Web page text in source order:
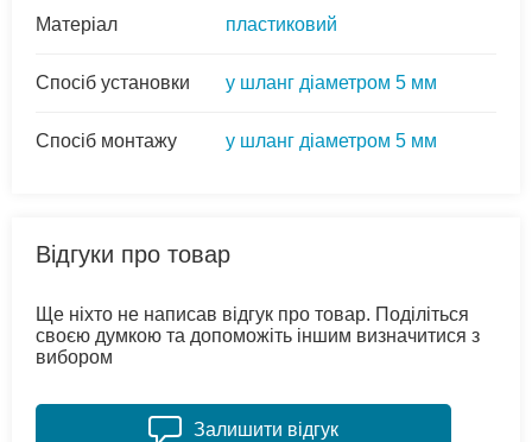
Матеріал пластиковий
Спосіб установки у шланг діаметром 5 мм
Спосіб монтажу у шланг діаметром 5 мм
Відгуки про товар
Ще ніхто не написав відгук про товар. Поділіться
своєю думкою та допоможіть іншим визначитися з
вибором
Залишити відгук